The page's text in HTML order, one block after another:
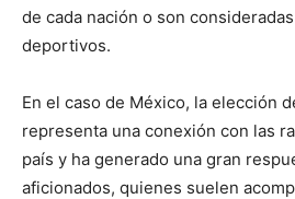
de cada nación o son
deportivos.
En el caso de México, la elección
representa una conexión con las
país y ha generado una gran
aficionados, quienes suelen